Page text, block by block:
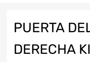
PUERTA
DERECHA